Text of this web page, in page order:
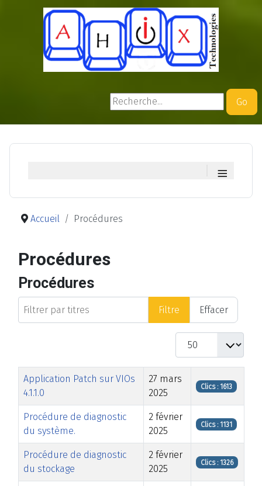
Rechercher
Go
≡
Accueil Procédures
Procédures
Procédures
Filtrer par titres
Filtre Effacer
Afficher #
Titre Date de modification Clics
Application Patch sur VIOs
4.1.1.0
27 mars
2025
Clics : 1613
Procédure de diagnostic
du système.
2 février
2025
Clics : 1131
Procédure de diagnostic
du stockage
2 février
2025
Clics : 1326